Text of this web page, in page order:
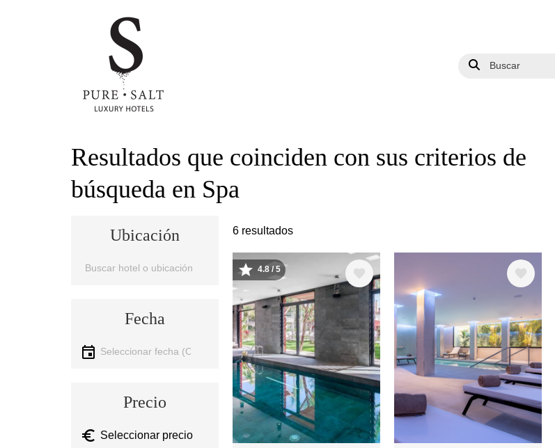
Buscar
Resultados que coinciden con sus criterios de
búsqueda en Spa
Ubicación
Fecha
Seleccionar fecha
Precio
6 resultados
Image
4.8 / 5 Image